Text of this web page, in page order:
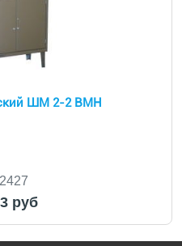
ШМ 2-2 ВМН
руб